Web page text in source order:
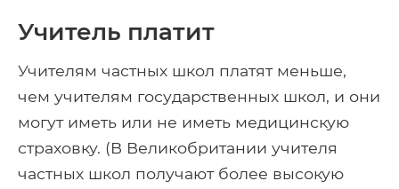
Учитель платит
Учителям частных школ платят меньше,
чем учителям государственных школ, и они
могут иметь или не иметь медицинскую
страховку. (В Великобритании учителя
частных школ получают более высокую